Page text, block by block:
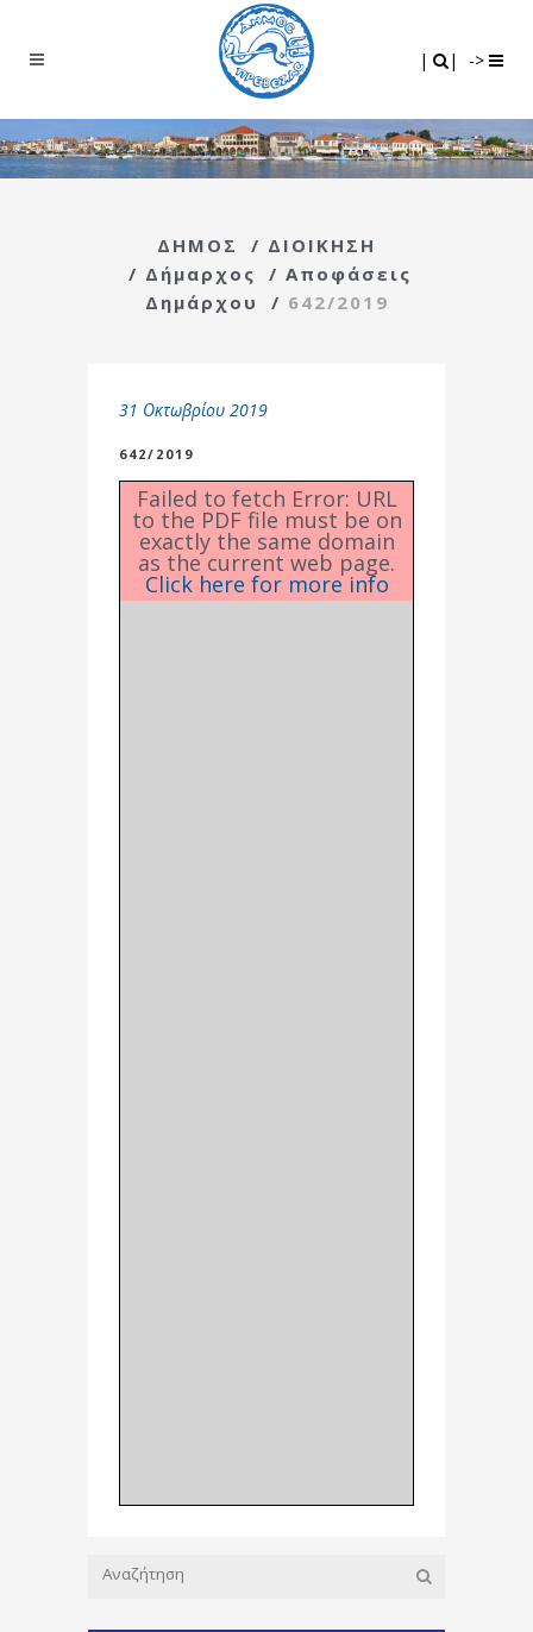
| | ->
ΔΗΜΟΣ / ΔΙΟΙΚΗΣΗ
/ Δήμαρχος / Αποφάσεις
Δημάρχου
/ 642/2019
31 Οκτωβρίου 2019
642/2019
Failed to fetch Error: URL
to the PDF file must be on
exactly the same domain
as the current web page.
Click here for more info